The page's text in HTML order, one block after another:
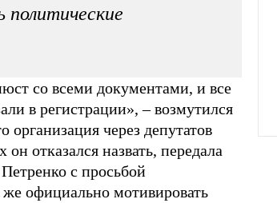
политические
со всеми документами, и все
в регистрации», – возмутился
через депутатов
отказался назвать, передала
с просьбой
официально мотивировать